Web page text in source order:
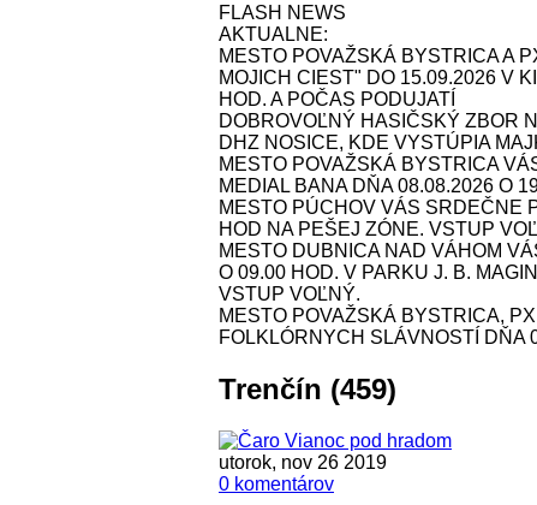
FLASH NEWS
AKTUALNE:
MESTO POVAŽSKÁ BYSTRICA A
MOJICH CIEST" DO 15.09.2026 V
HOD. A POČAS PODUJATÍ
DOBROVOĽNÝ HASIČSKÝ ZBOR
DHZ NOSICE, KDE VYSTÚPIA
MESTO POVAŽSKÁ BYSTRICA
MEDIAL BANA DŇA 08.08.2026 O
MESTO PÚCHOV VÁS SRDEČNE
HOD NA PEŠEJ ZÓNE. VSTUP
MESTO DUBNICA NAD VÁHOM
O 09.00 HOD. V PARKU J. B.
VSTUP VOĽNÝ.
MESTO POVAŽSKÁ BYSTRICA,
FOLKLÓRNYCH SLÁVNOSTÍ DŇA
Trenčín (459)
utorok, nov 26 2019
0 komentárov